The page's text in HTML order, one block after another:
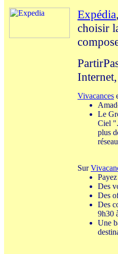
Expédia
choisir
Vivacances
Le
Ciel
plus
Sur
Des
Des
Des
9h30
Une